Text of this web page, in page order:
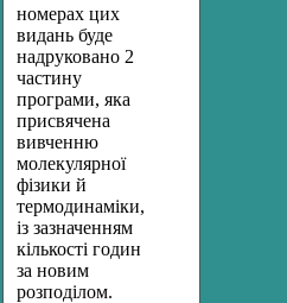
номерах цих
видань буде
надруковано 2
частину
програми, яка
присвячена
вивченню
молекулярної
фізики й
термодинаміки,
із зазначенням
кількості годин
за новим
розподілом.